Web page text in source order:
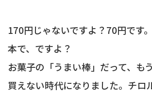
170円じゃないですよ？70円です
本で、ですよ？
お菓子の「うまい棒」だって、も
買えない時代になりました。チロ